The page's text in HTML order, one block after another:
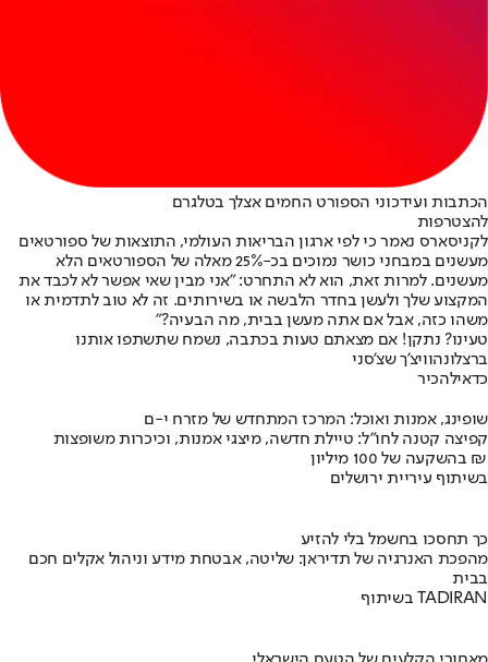
הכתבות ועידכוני הספורט החמים אצלך בטלגרם
להצטרפות
לקניסארס נאמר כי לפי ארגון הבריאות העולמי, התוצאות של ספורטאים
מעשנים במבחני כושר נמוכים בכ-25% מאלה של הספורטאים הלא
מעשנים. למרות זאת, הוא לא התחרט: "אני מבין שאי אפשר לא לכבד את
המקצוע שלך ולעשן בחדר הלבשה או בשירותים. זה לא טוב לתדמית או
משהו כזה, אבל אם אתה מעשן בבית, מה הבעיה?"
טעינו? נתקן! אם מצאתם טעות בכתבה, נשמח שתשתפו אותנו
ברצלונהוויצ'ך שצ'סני
כדאילהכיר
שופינג, אמנות ואוכל: המרכז המתחדש של מזרח י-ם
קפיצה קטנה לחו"ל: טיילת חדשה, מיצגי אמנות, וכיכרות משופצות
בהשקעה של 100 מיליון ₪
בשיתוף עיריית ירושלים
כך תחסכו בחשמל בלי להזיע
מהפכת האנרגיה של תדיראן: שליטה, אבטחת מידע וניהול אקלים חכם
בבית
בשיתוף TADIRAN